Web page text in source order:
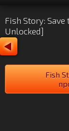
Fish Story:
Unlocked]
Fish